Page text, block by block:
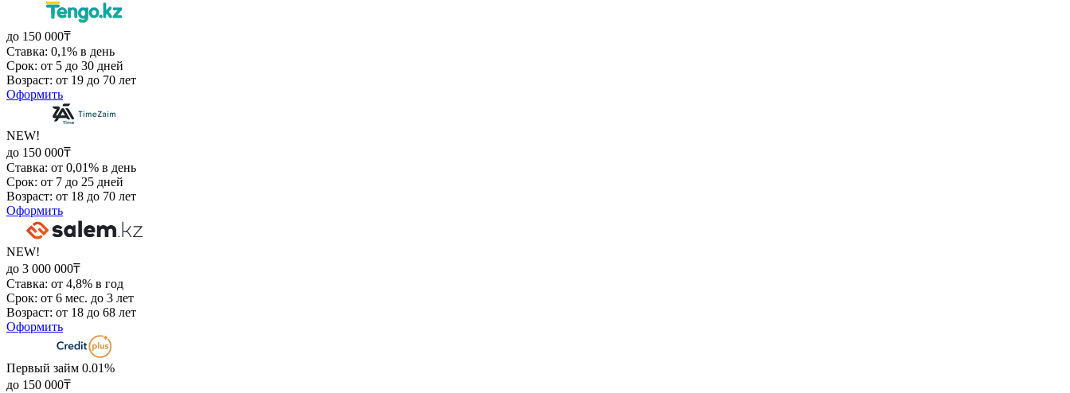
до 150 000₸
Ставка: 0,1% в день
Срок: от 5 до 30 дней
Возраст: от 19 до 70 лет
Оформить
NEW!
до 150 000₸
Ставка: от 0,01% в день
Срок: от 7 до 25 дней
Возраст: от 18 до 70 лет
Оформить
NEW!
до 3 000 000₸
Ставка: от 4,8% в год
Срок: от 6 мес. до 3 лет
Возраст: от 18 до 68 лет
Оформить
Первый займ 0.01%
до 150 000₸